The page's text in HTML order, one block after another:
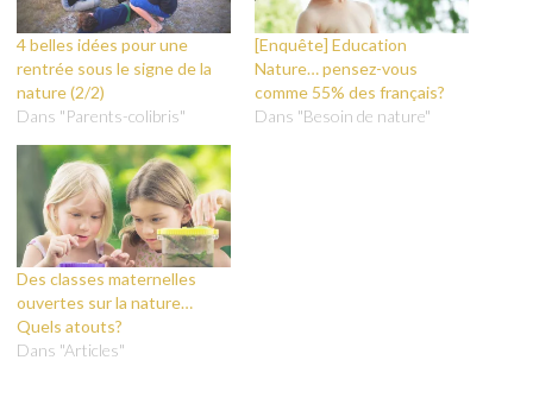
4 belles idées pour une
rentrée sous le signe de la
nature (2/2)
Dans "Parents-colibris"
[Enquête] Education
Nature… pensez-vous
comme 55% des français?
Dans "Besoin de nature"
Des classes maternelles
ouvertes sur la nature…
Quels atouts?
Dans "Articles"